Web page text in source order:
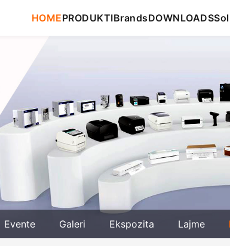
HOMEPRODUKTIBrandsDOWNLOADS
Evente Galeri Ekspozita Lajme